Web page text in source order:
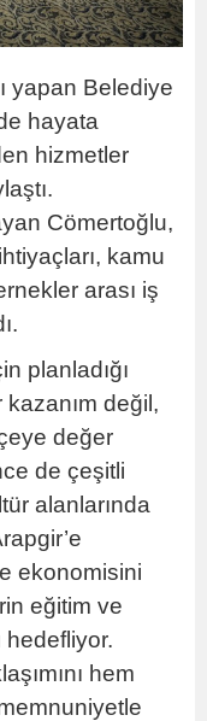
yapan Belediye
hayata
hizmetler
Cömertoğlu,
kamu
arası iş
planladığı
kazanım değil,
değer
de çeşitli
alanlarında
ekonomisini
eğitim ve
hedefliyor.
hem